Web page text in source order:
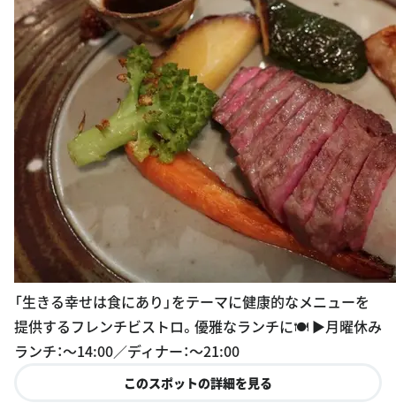
「生きる幸せは食にあり」をテーマに健康的なメニューを
提供するフレンチビストロ。優雅なランチに🍽️ ▶︎月曜休み
ランチ：〜14:00／ディナー：〜21:00
このスポットの詳細を見る